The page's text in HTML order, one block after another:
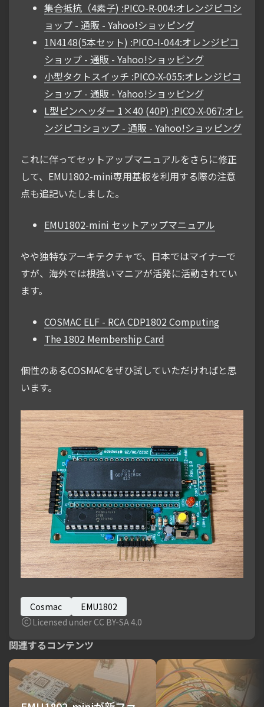
集合抵抗（4素子) :PICO-R-004:オレンジピコシ
ョップ - 通販 - Yahoo!ショッピング
1N4148(5本セット) :PICO-I-044:オレンジピコ
ショップ - 通販 - Yahoo!ショッピング
小型タクトスイッチ :PICO-X-055:オレンジピコ
ショップ - 通販 - Yahoo!ショッピング
L型ピンヘッダー 1×40 (40P) :PICO-X-067:オレ
ンジピコショップ - 通販 - Yahoo!ショッピング
これに伴ってセットアップマニュアルをさらに修正
して、EMU1802-mini専用基板を利用する際の注意
点も追記いたしました。
EMU1802-mini セットアップマニュアル
やや独特なアーキテクチャで、日本ではマイナーで
すが、海外では根強いマニアが活発に活動されてい
ます。
COSMAC ELF - RCA CDP1802 Computing
The 1802 Membership Card
個性のあるCOSMACをぜひ試していただければと思
います。
Cosmac
EMU1802
Licensed under CC BY-SA 4.0
関連するコンテンツ